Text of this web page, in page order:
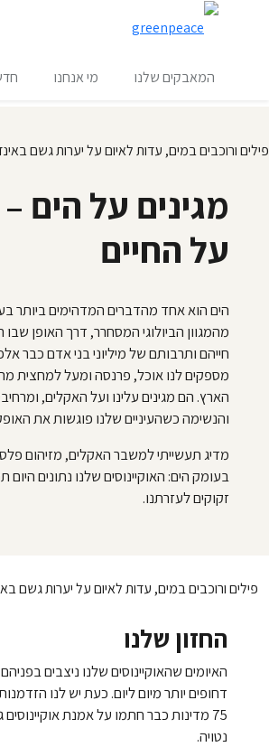
המאבקים שלנו מי אנחנו
מגינים על הים –
על החיים
הים הוא אחד מהדברים המדהימים ביותר
מהמגוון הביולוגי המסחרר, דרך האופן
חייהם ותרבותם של מיליוני בני אדם כבר
מספקים לנו אוכל, פרנסה ומעל למחצית
הארץ. הם מגינים עלינו ועל האקלים,
והנשימה כשהעיניים שלנו פוגשות את
מדיג תעשייתי למשבר האקלים, מזיהום
בעומק הים: האוקיינוסים שלנו נתונים היום
זקוקים לעזרתנו.
החזון שלנו
האיומים שהאוקיינוסים שלנו ניצבים
דחופים יותר מיום ליום. כעת יש לנו
75 מדינות כבר חתמו על אמנת
נטויה.